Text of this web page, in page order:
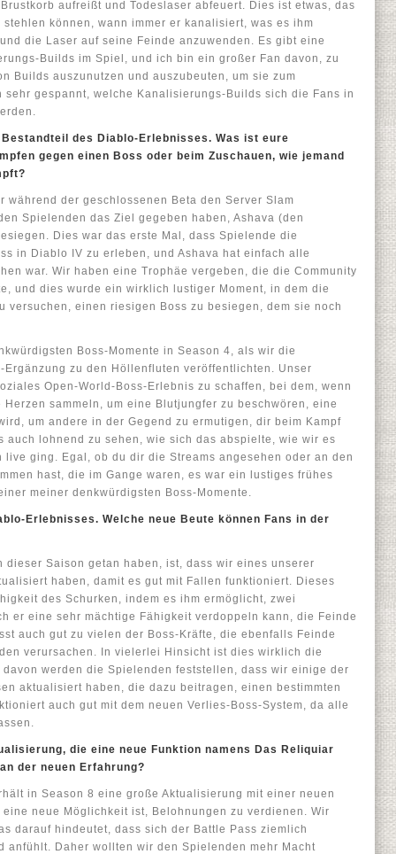
aufreißt und Todeslaser abfeuert. Dies ist etwas, das
können, wann immer er kanalisiert, was es ihm
die Laser auf seine Feinde anzuwenden. Es gibt eine
Builds im Spiel, und ich bin ein großer Fan davon, zu
Builds auszunutzen und auszubeuten, um sie zum
gespannt, welche Kanalisierungs-Builds sich die Fans in
des Diablo-Erlebnisses. Was ist eure
gegen einen Boss oder beim Zuschauen, wie jemand
während der geschlossenen Beta den Server Slam
Spielenden das Ziel gegeben haben, Ashava (den
Dies war das erste Mal, dass Spielende die
in Diablo IV zu erleben, und Ashava hat einfach alle
war. Wir haben eine Trophäe vergeben, die die Community
und dies wurde ein wirklich lustiger Moment, in dem die
versuchen, einen riesigen Boss zu besiegen, dem sie noch
Boss-Momente in Season 4, als wir die
zu den Höllenfluten veröffentlichten. Unser
Open-World-Boss-Erlebnis zu schaffen, bei dem, wenn
sammeln, um eine Blutjungfer zu beschwören, eine
um andere in der Gegend zu ermutigen, dir beim Kampf
auch lohnend zu sehen, wie sich das abspielte, wie wir es
ging. Egal, ob du dir die Streams angesehen oder an den
hast, die im Gange waren, es war ein lustiges frühes
meiner denkwürdigsten Boss-Momente.
Erlebnisses. Welche neue Beute können Fans in der
Saison getan haben, ist, dass wir eines unserer
haben, damit es gut mit Fallen funktioniert. Dieses
des Schurken, indem es ihm ermöglicht, zwei
er eine sehr mächtige Fähigkeit verdoppeln kann, die Feinde
auch gut zu vielen der Boss-Kräfte, die ebenfalls Feinde
verursachen. In vielerlei Hinsicht ist dies wirklich die
werden die Spielenden feststellen, dass wir einige der
aktualisiert haben, die dazu beitragen, einen bestimmten
auch gut mit dem neuen Verlies-Boss-System, da alle
die eine neue Funktion namens Das Reliquiar
der neuen Erfahrung?
in Season 8 eine große Aktualisierung mit einer neuen
neue Möglichkeit ist, Belohnungen zu verdienen. Wir
darauf hindeutet, dass sich der Battle Pass ziemlich
anfühlt. Daher wollten wir den Spielenden mehr Macht